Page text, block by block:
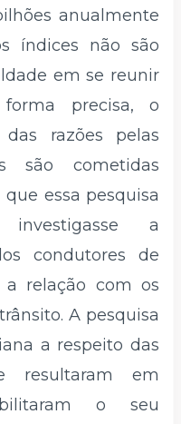
anualmente
índices não são
em se reunir
precisa, o
razões pelas
são cometidas
essa pesquisa
investigasse a
condutores de
a relação com os
A pesquisa
a respeito das
resultaram em
o seu